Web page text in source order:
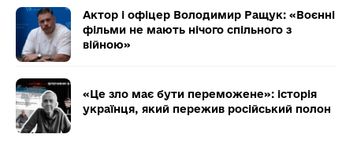
Актор і офіцер Володимир Ращук: «Воєнні
фільми не мають нічого спільного з
війною»
«Це зло має бути переможене»: історія
українця, який пережив російський полон